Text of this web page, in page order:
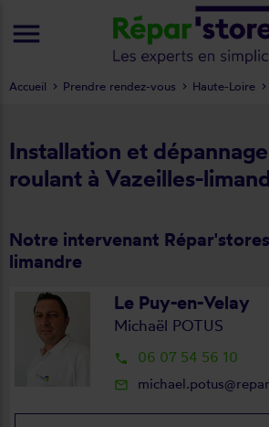
Installation et
roulant à Vazeilles-
Notre intervenant
limandre
Le Puy-en-Velay
Michaël POTUS
local_phone 06 07 54 56 10
mail_outline
Accueil Prendre rendez-vous Haute-Loire
menu